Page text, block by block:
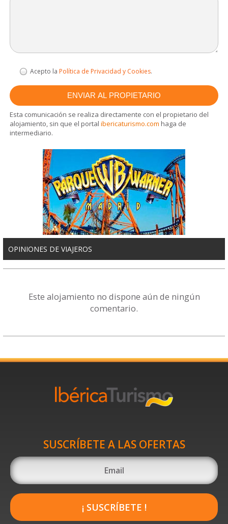
Acepto la Política de Privacidad y Cookies.
Esta comunicación se realiza directamente con el propietario del
alojamiento, sin que el portalibericaturismo.com haga de
intermediario.
OPINIONES DE VIAJEROS
Este alojamiento no dispone aún de ningún
comentario.
SUSCRÍBETE A LAS OFERTAS
¡ SUSCRÍBETE !